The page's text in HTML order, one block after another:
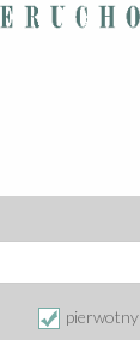
pierwotny